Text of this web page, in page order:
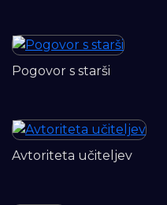
Pogovor s starši
Avtoriteta učiteljev